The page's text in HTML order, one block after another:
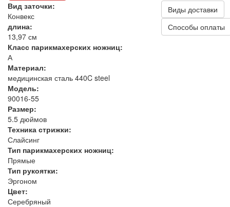
Вид заточки:
Конвекс
длина:
13,97 см
Класс парикмахерских ножниц:
А
Материал:
медицинская сталь 440C steel
Модель:
90016-55
Размер:
5.5 дюймов
Техника стрижки:
Слайсинг
Тип парикмахерских ножниц:
Прямые
Тип рукоятки:
Эргоном
Цвет:
Серебряный
Виды доставки
Способы оплаты